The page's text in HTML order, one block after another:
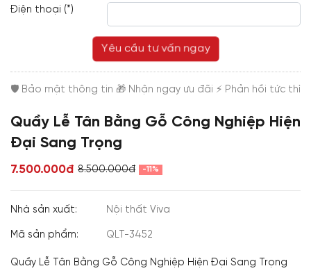
Điện thoại (*)
Yêu cầu tư vấn ngay
Quầy Lễ Tân Bằng Gỗ Công Nghiệp Hiện
Đại Sang Trọng
7.500.000đ 8.500.000đ -11%
Nhà sản xuất: Nội thất Viva
Mã sản phẩm: QLT-3452
Quầy Lễ Tân Bằng Gỗ Công Nghiệp Hiện Đại Sang Trọng